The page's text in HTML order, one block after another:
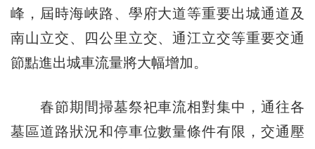
峰，屆時海峽路、學府大道等重要出城通道及
南山立交、四公里立交、通江立交等重要交通
節點進出城車流量將大幅增加。
春節期間掃墓祭祀車流相對集中，通往各
墓區道路狀況和停車位數量條件有限，交通壓